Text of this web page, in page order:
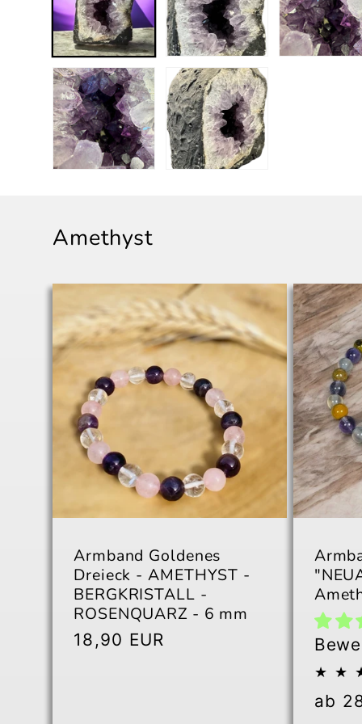
Amethyst
Armband Goldenes
Dreieck - AMETHYST -
BERGKRISTALL -
ROSENQUARZ - 6 mm
Normaler
18,90 EUR
ab